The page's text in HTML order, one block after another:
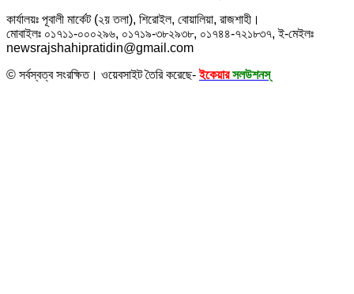
কার্যালয়ঃ পূবালী মার্কেট (২য় তলা), শিরোইল, বোয়ালিয়া, রাজশাহী।
মোবাইলঃ ০১৭১১-০০০২৯৬, ০১৭১৯-৩৮২৯৩৮, ০১৭৪৪-৭২১৮৩৭, ই-মেইলঃ
newsrajshahipratidin@gmail.com
© সর্বস্বত্ব সংরক্ষিত। ওয়েবসাইট তৈরি করেছে-ইকেয়ার সলউশনস্